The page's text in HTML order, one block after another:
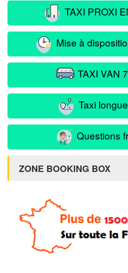
TAXI PROXI
Mise à
TAXI VAN
Taxi
Questions
ZONE BOOKING BOX